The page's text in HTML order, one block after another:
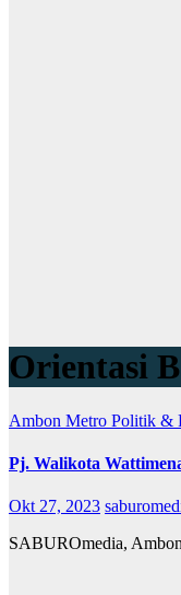
Orientasi
Ambon Metro Politik &
Pj. Walikota
Okt 27, 2023
SABUROmedia,